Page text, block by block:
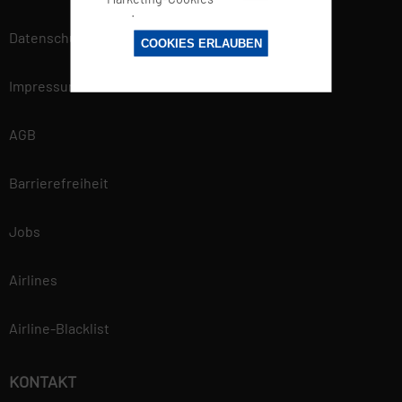
werden von
Drittanbietern oder
Websites hinweg
Vertraulichkeit der von Ihnen
COOKIES ERLAUBEN
Datenschutz
Impressum
AGB
Barrierefreiheit
Jobs
Airlines
Airline-Blacklist
KONTAKT